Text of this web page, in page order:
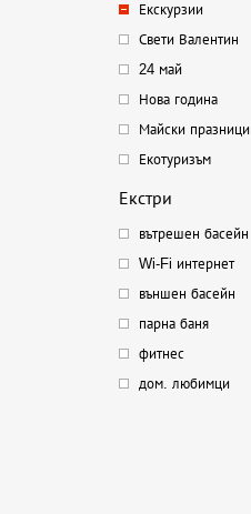
Екскурзии
Свети Валентин
24 май
Нова година
Майски празници
Екотуризъм
Екстри
вътрешен басейн
Wi-Fi интернет
външен басейн
парна баня
фитнес
дом. любимци